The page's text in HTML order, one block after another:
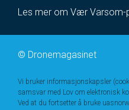
Les mer om Vær Varsom-
© Dronemagasinet
Vi bruker informasjonskapsler
samsvar med Lov om elektronisk
Ved at du fortsetter å bruke